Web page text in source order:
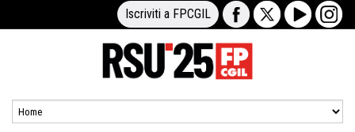
Iscriviti a FPCGIL